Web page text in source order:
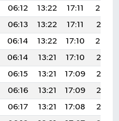
06:12 13:22 17:11
20:22
06:13 13:22 17:11
20:21
06:14 13:22 17:10
20:20
06:14 13:21 17:10
20:18
06:15 13:21 17:09
20:17
06:16 13:21 17:09
20:16
06:17 13:21 17:08
20:15